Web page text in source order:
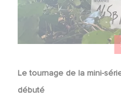
Le tournage de la mini-
débuté